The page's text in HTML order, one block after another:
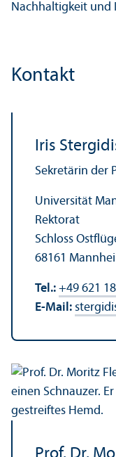
Nachhaltigkeit und
Kontakt
Iris
Sekretärin der
Universität
Rektorat
Schloss
68161
Tel.: +49 621
E-Mail: